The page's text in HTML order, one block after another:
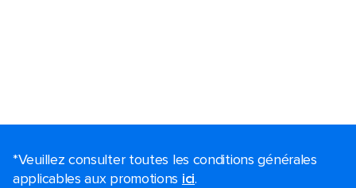
*Veuillez consulter toutes les conditions générales
applicables aux promotions ici.